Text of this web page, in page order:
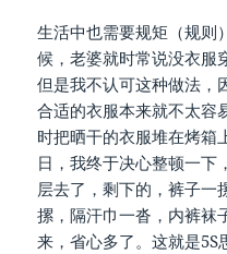
生活中也需要规矩（规则
候，老婆就时常说没衣服
但是我不认可这种做法，
合适的衣服本来就不太容
时把晒干的衣服堆在烤箱
日，我终于决心整顿一下
层去了，剩下的，裤子一
摞，隔汗巾一沓，内裤袜
来，省心多了。这就是5S